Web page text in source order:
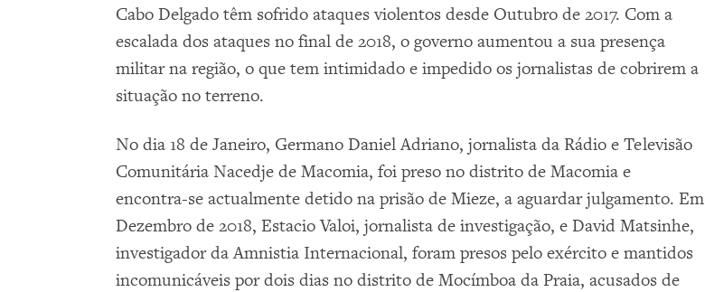
Cabo Delgado têm sofrido ataques violentos desde Outubro de 2017. Com a
escalada dos ataques no final de 2018, o governo aumentou a sua presença
militar na região, o que tem intimidado e impedido os jornalistas de cobrirem a
situação no terreno.
No dia 18 de Janeiro, Germano Daniel Adriano, jornalista da Rádio e Televisão
Comunitária Nacedje de Macomia, foi preso no distrito de Macomia e
encontra-se actualmente detido na prisão de Mieze, a aguardar julgamento. Em
Dezembro de 2018, Estacio Valoi, jornalista de investigação, e David Matsinhe,
investigador da Amnistia Internacional, foram presos pelo exército e mantidos
incomunicáveis por dois dias no distrito de Mocímboa da Praia, acusados de